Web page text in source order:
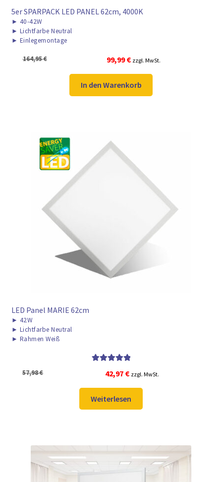
5er SPARPACK LED PANEL 62cm, 4000K
► 40-42W
► Lichtfarbe Neutral
► Einlegemontage
164,95€
Ursprünglicher
Preis
war:
164,95 €
99,99€Aktueller
Preis
ist:
99,99 €.
zzgl. MwSt.
In den Warenkorb
LED Panel MARIE 62cm
► 42W
► Lichtfarbe Neutral
► Rahmen Weiß
von 5
57,98€
Ursprünglicher
war:
57,98 €
42,97 €Aktueller
ist:
42,97 €.
zzgl. MwSt.
Weiterlesen